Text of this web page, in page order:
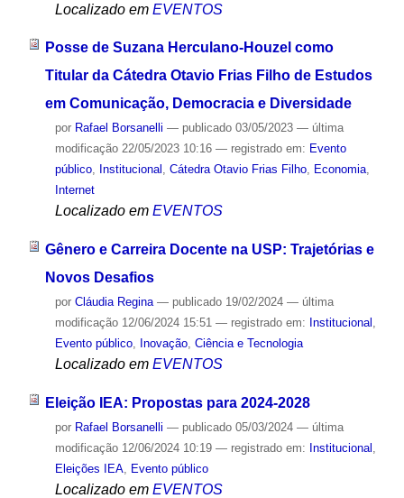
Localizado em EVENTOS
Posse de Suzana Herculano-Houzel como
Titular da Cátedra Otavio Frias Filho de Estudos
em Comunicação, Democracia e Diversidade
por Rafael Borsanelli — publicado03/05/2023 — última
modificação22/05/2023 10:16 — registrado em: Evento
público, Institucional , Cátedra Otavio Frias Filho, Economia,
Internet
Localizado em EVENTOS
Gênero e Carreira Docente na USP: Trajetórias e
Novos Desafios
por Cláudia Regina — publicado19/02/2024 — última
modificação12/06/2024 15:51 — registrado em: Institucional ,
Evento público, Inovação, Ciência e Tecnologia
Localizado em EVENTOS
Eleição IEA: Propostas para 2024-2028
por Rafael Borsanelli — publicado05/03/2024 — última
modificação12/06/2024 10:19 — registrado em: Institucional
Eleições IEA, Evento público
Localizado em EVENTOS